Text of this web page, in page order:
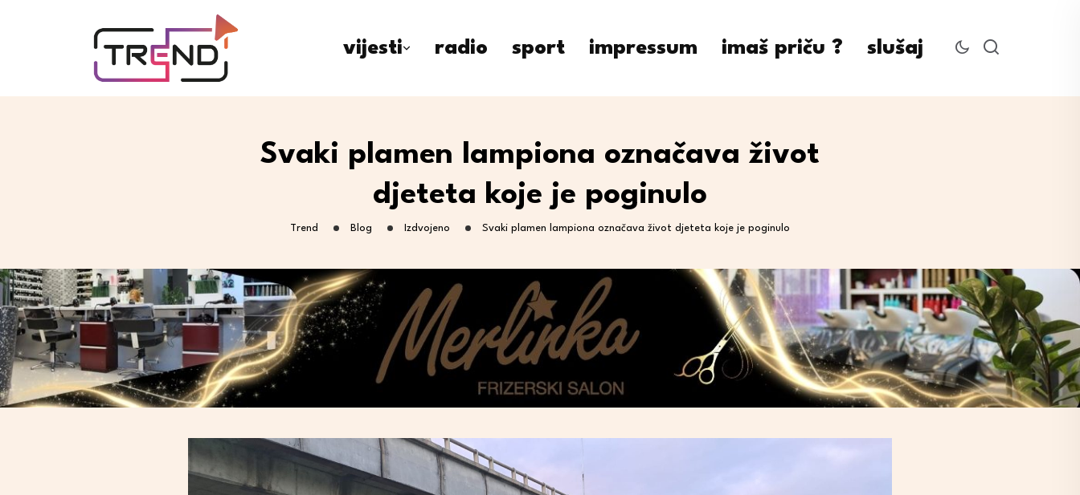
vijesti radio sport impressum imaš priču ? slušaj
Svaki plamen lampiona označava život
djeteta koje je poginulo
Trend Blog Izdvojeno Svaki plamen lampiona označava život djeteta koje je poginulo